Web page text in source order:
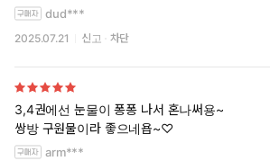
또 체심님 디어린데,디매모,솔로포투,최근작 마
공 굉장히 좋아해서 짝사랑공 광인인 저에겐 딱
만인에게 인기많고 안쓰러우면서도 모성애를 자
근데 자사고학생들이 무슨 저렇게 위계질서가 있나요
이부분은 납득하기힘들었지만
둘의 서사가 탄탄하고 청게만의 풋풋함이있음
하 ... 예쁘다 니네
dud***
2025.07.21 신고 차단
3,4권에선 눈물이 퐁퐁 나서 혼나써용~
쌍방 구원물이라 좋으네욥~♡
arm***